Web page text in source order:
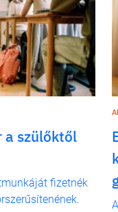
a szülőktől
fizetnék